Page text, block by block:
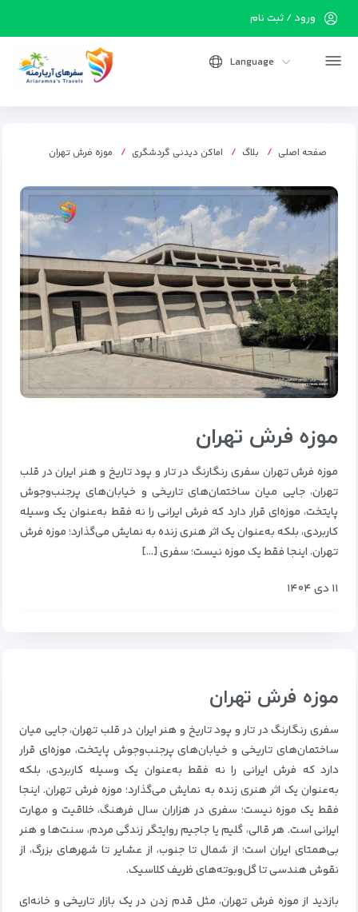
ورود / ثبت نام
Language
صفحه اصلی بلاگ اماکن دیدنی گردشگری موزه فرش تهران
موزه فرش تهران
موزه فرش تهران سفری رنگارنگ در تار و پود تاریخ و هنر ایران در قلب
تهران، جایی میان ساختمان‌های تاریخی و خیابان‌های پرجنب‌وجوش
پایتخت، موزه‌ای قرار دارد که فرش ایرانی را نه فقط به‌عنوان یک وسیله
کاربردی، بلکه به‌عنوان یک اثر هنری زنده به نمایش می‌گذارد؛ موزه فرش
تهران. اینجا فقط یک موزه نیست؛ سفری […]
۱۱ دی ۱۴۰۴
موزه فرش تهران
سفری رنگارنگ در تار و پود تاریخ و هنر ایران در قلب تهران، جایی میان
ساختمان‌های تاریخی و خیابان‌های پرجنب‌وجوش پایتخت، موزه‌ای قرار
دارد که فرش ایرانی را نه فقط به‌عنوان یک وسیله کاربردی، بلکه
به‌عنوان یک اثر هنری زنده به نمایش می‌گذارد؛ موزه فرش تهران. اینجا
فقط یک موزه نیست؛ سفری در هزاران سال فرهنگ، خلاقیت و مهارت
ایرانی است. هر قالی، گلیم یا جاجیم روایتگر زندگی مردم، سنت‌ها و هنر
بی‌همتای ایران است؛ از شمال تا جنوب، از عشایر تا شهرهای بزرگ، از
نقوش هندسی تا گل‌وبوته‌های ظریف کلاسیک.
بازدید از موزه فرش تهران، مثل قدم‌ زدن در یک بازار تاریخی و خانه‌ای